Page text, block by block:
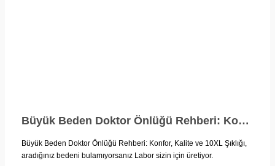
Büyük Beden Doktor Önlüğü Rehberi: Konfor, Kalite ve 10XL Şıklığı
Büyük Beden Doktor Önlüğü Rehberi: Konfor, Kalite ve 10XL Şıklığı,
aradığınız bedeni bulamıyorsanız Labor sizin için üretiyor.